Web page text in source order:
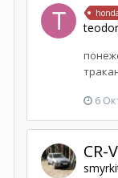
honda
6
CR-